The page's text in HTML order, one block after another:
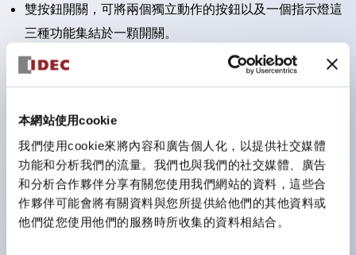
本網站使用cookie
我們使用cookie來將內容和廣告個人化，以提供社交媒體
功能和分析我們的流量。我們也與我們的社交媒體、廣告
和分析合作夥伴分享有關您使用我們網站的資料，這些合
作夥伴可能會將有關資料與您所提供給他們的其他資料或
他們從您使用他們的服務時所收集的資料相結合。
雙按鈕開關，可將兩個獨立動作的按鈕以及一個指示燈這
三種功能集結於一顆開關。
完整支援全球各地需求的多種電壓規格。
顏色。
支援色彩通用設計（CUD）：可清楚辨識正方平頭形指
示燈的亮燈/熄燈狀態，以及點燈時的顏色識別。
符合 ISO 3864-4 安全色規範：在危險或緊急狀況下，
顏色表現更明確鮮明，便於更多人識別。